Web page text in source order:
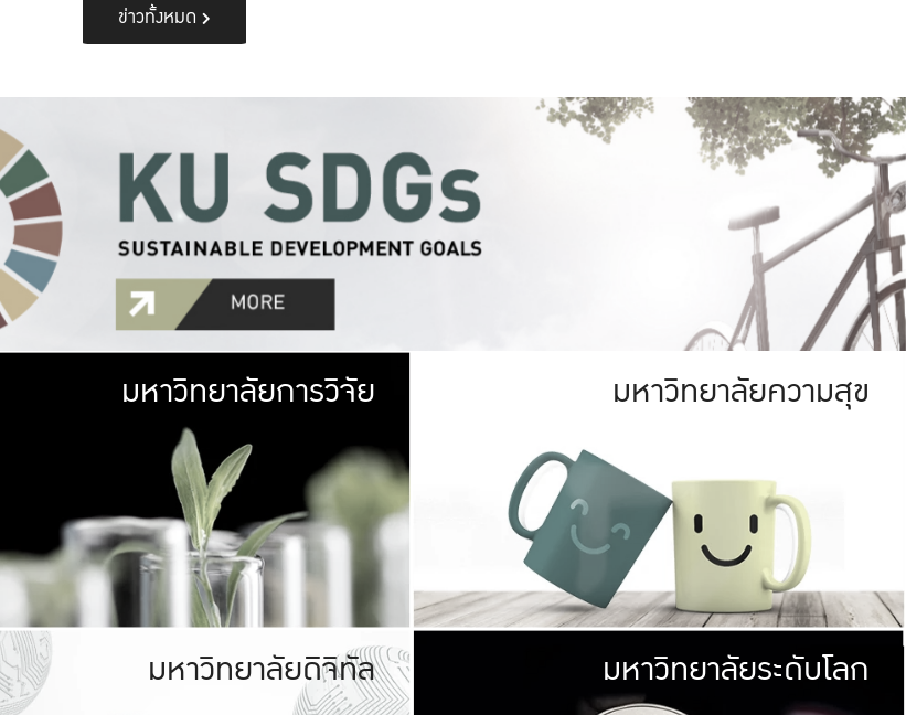
ข่าวทั้งหมด
มหาวิทยาลัย
เกษตรศาสตร์ มีพื้นที่เขียวสดใส หนาแน่น
เป็นป่าในเมือง (URBAN FOREST)
เกษตรในเมือง (URBAN AGRICULTURE)
ที่นับรวมกันได้ประมาณ 1,400 ไร่
มหาวิทยาลัยการวิจัย มหาวิทยาลัย
ให้กับประชาชน
มหาวิทยาลัยความสุข
มหาวิทยาลัยรับผิดชอบต่อสังคม
มหาวิทยาลัยดิจิทัล มหาวิทยา
มหาวิทยาลัยระดับโลก